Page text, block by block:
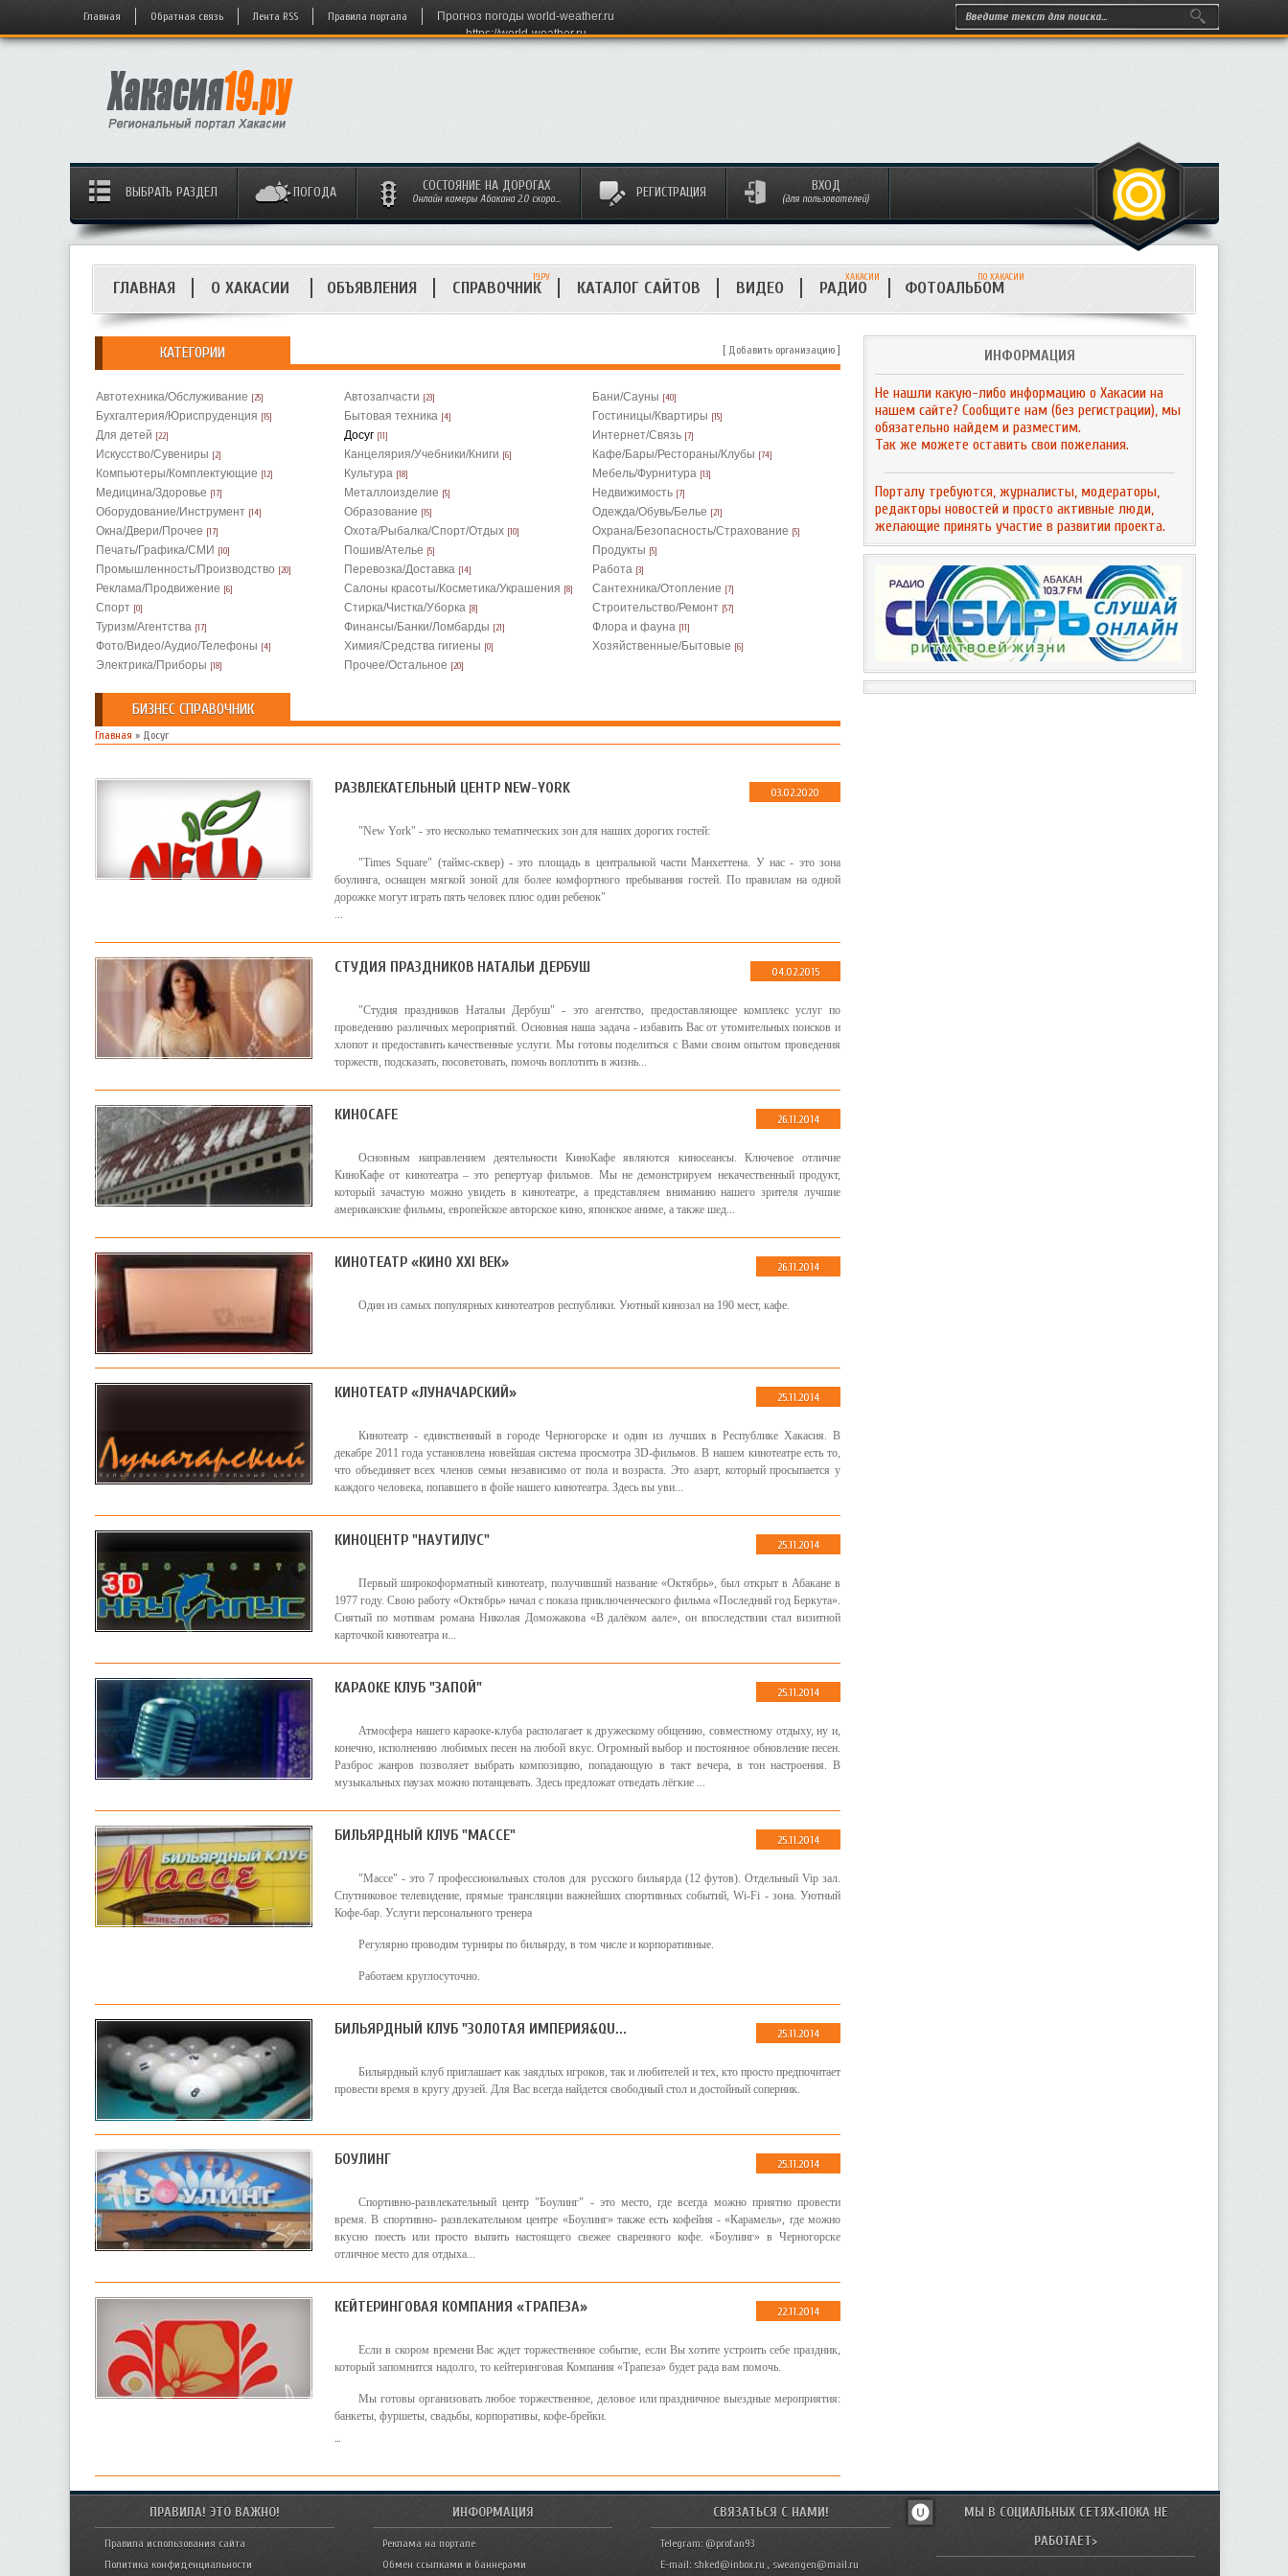
Главная Обратная связь Лента RSS Правила портала
Прогноз погоды world-weather.ru
https://world-weather.ru
ВЫБРАТЬ РАЗДЕЛ ПОГОДА СОСТОЯНИЕ НА ДОРОГАХ
Онлайн камеры Абакана 2.0 скоро... РЕГИСТРАЦИЯ ВХОД
(для пользователей)
ГЛАВНАЯ О ХАКАСИИ ОБЪЯВЛЕНИЯ СПРАВОЧНИК
19.РУ
КАТАЛОГ САЙТОВ ВИДЕО РАДИО
ХАКАСИИ
ФОТОАЛЬБОМ
ПО ХАКАСИИ
КАТЕГОРИИ [ Добавить организацию]
Автотехника/Обслуживание [25] Автозапчасти [23] Бани/Сауны [40]
Бухгалтерия/Юриспруденция [15] Бытовая техника [4] Гостиницы/Квартиры [15]
Для детей [22] Досуг [11] Интернет/Связь [7]
Искусство/Сувениры [2] Канцелярия/Учебники/Книги [6] Кафе/Бары/Рестораны/Клубы [74]
Компьютеры/Комплектующие [12] Культура [18] Мебель/Фурнитура [13]
Медицина/Здоровье [17] Металлоизделие [5] Недвижимость [7]
Оборудование/Инструмент [14] Образование [15] Одежда/Обувь/Белье [21]
Окна/Двери/Прочее [17] Охота/Рыбалка/Спорт/Отдых [10] Охрана/Безопасность/Страхование [5]
Печать/Графика/СМИ [10] Пошив/Ателье [5] Продукты [5]
Промышленность/Производство [20] Перевозка/Доставка [14] Работа [3]
Реклама/Продвижение [6] Салоны красоты/Косметика/Украшения [8] Сантехника/Отопление [7]
Спорт [0] Стирка/Чистка/Уборка [8] Строительство/Ремонт [57]
Туризм/Агентства [17] Финансы/Банки/Ломбарды [21] Флора и фауна [11]
Фото/Видео/Аудио/Телефоны [4] Химия/Средства гигиены [0] Хозяйственные/Бытовые [6]
Электрика/Приборы [18] Прочее/Остальное [20]
БИЗНЕС СПРАВОЧНИК
Главная » Досуг
РАЗВЛЕКАТЕЛЬНЫЙ ЦЕНТР NEW-YORK 03.02.2020
"New York" - это несколько тематических зон для наших дорогих гостей:
"Times Square" (таймс-сквер) - это площадь в центральной части Манхеттена. У нас - это зона
боулинга, оснащен мягкой зоной для более комфортного пребывания гостей. По правилам на одной
дорожке могут играть пять человек плюс один ребенок"
...
СТУДИЯ ПРАЗДНИКОВ НАТАЛЬИ ДЕРБУШ 04.02.2015
"Студия праздников Натальи Дербуш" - это агентство, предоставляющее комплекс услуг по
проведению различных мероприятий. Основная наша задача - избавить Вас от утомительных поисков и
хлопот и предоставить качественные услуги. Мы готовы поделиться с Вами своим опытом проведения
торжеств, подсказать, посоветовать, помочь воплотить в жизнь...
КИНОCAFE 26.11.2014
Основным направлением деятельности КиноКафе являются киносеансы. Ключевое отличие
КиноКафе от кинотеатра – это репертуар фильмов. Мы не демонстрируем некачественный продукт,
который зачастую можно увидеть в кинотеатре, а представляем вниманию нашего зрителя лучшие
американские фильмы, европейское авторское кино, японское аниме, а также шед...
КИНОТЕАТР «КИНО XXI ВЕК» 26.11.2014
Один из самых популярных кинотеатров республики. Уютный кинозал на 190 мест, кафе.
КИНОТЕАТР «ЛУНАЧАРСКИЙ» 25.11.2014
Кинотеатр - единственный в городе Черногорске и один из лучших в Республике Хакасия. В
декабре 2011 года установлена новейшая система просмотра 3D-фильмов. В нашем кинотеатре есть то,
что объединяет всех членов семьи независимо от пола и возраста. Это азарт, который просыпается у
каждого человека, попавшего в фойе нашего кинотеатра. Здесь вы уви...
КИНОЦЕНТР "НАУТИЛУС" 25.11.2014
Первый широкоформатный кинотеатр, получивший название «Октябрь», был открыт в Абакане в
1977 году. Свою работу «Октябрь» начал с показа приключенческого фильма «Последний год Беркута».
Снятый по мотивам романа Николая Доможакова «В далёком аале», он впоследствии стал визитной
карточкой кинотеатра и...
КАРАОКЕ КЛУБ "ЗАПОЙ" 25.11.2014
Атмосфера нашего караоке-клуба располагает к дружескому общению, совместному отдыху, ну и,
конечно, исполнению любимых песен на любой вкус. Огромный выбор и постоянное обновление песен.
Разброс жанров позволяет выбрать композицию, попадающую в такт вечера, в тон настроения. В
музыкальных паузах можно потанцевать. Здесь предложат отведать лёгкие ...
БИЛЬЯРДНЫЙ КЛУБ "МАССЕ" 25.11.2014
"Массе" - это 7 профессиональных столов для русского бильярда (12 футов). Отдельный Vip зал.
Спутниковое телевидение, прямые трансляции важнейших спортивных событий, Wi-Fi - зона. Уютный
Кофе-бар. Услуги персонального тренера
Регулярно проводим турниры по бильярду, в том числе и корпоративные.
Работаем круглосуточно.
БИЛЬЯРДНЫЙ КЛУБ "ЗОЛОТАЯ ИМПЕРИЯ&QU... 25.11.2014
Бильярдный клуб приглашает как заядлых игроков, так и любителей и тех, кто просто предпочитает
провести время в кругу друзей. Для Вас всегда найдется свободный стол и достойный соперник.
БОУЛИНГ 25.11.2014
Спортивно-развлекательный центр "Боулинг" - это место, где всегда можно приятно провести
время. В спортивно- развлекательном центре «Боулинг» также есть кофейня - «Карамель», где можно
вкусно поесть или просто выпить настоящего свежее сваренного кофе. «Боулинг» в Черногорске
отличное место для отдыха...
КЕЙТЕРИНГОВАЯ КОМПАНИЯ «ТРАПЕЗА» 22.11.2014
Если в скором времени Вас ждет торжественное событие, если Вы хотите устроить себе праздник,
который запомнится надолго, то кейтеринговая Компания «Трапеза» будет рада вам помочь.
Мы готовы организовать любое торжественное, деловое или праздничное выездные мероприятия:
банкеты, фуршеты, свадьбы, корпоративы, кофе-брейки.
...
ИНФОРМАЦИЯ
Не нашли какую-либо информацию о Хакасии на
нашем сайте? Сообщите нам (без регистрации), мы
обязательно найдем и разместим.
Так же можете оставить свои пожелания.
Порталу требуются, журналисты, модераторы,
редакторы новостей и просто активные люди,
желающие принять участие в развитии проекта.
ПРАВИЛА! ЭТО ВАЖНО!
Правила использования сайта
Политика конфиденциальности
ИНФОРМАЦИЯ
Реклама на портале
Обмен ссылками и баннерами
СВЯЗАТЬСЯ С НАМИ!
Telegram: @profan93
E-mail: shked@inbox.ru , sweangen@mail.ru
МЫ В СОЦИАЛЬНЫХ СЕТЯХ<ПОКА НЕ
РАБОТАЕТ>